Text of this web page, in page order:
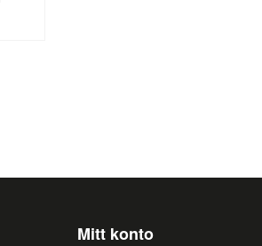
Mitt konto